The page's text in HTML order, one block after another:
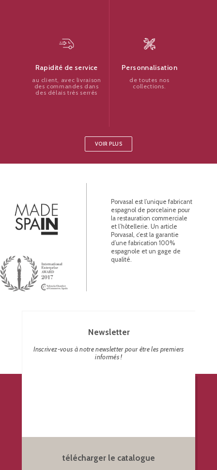
Rapidité de service
au client, avec livraison
des commandes dans
des délais très serrés
Personnalisation
de toutes nos
collections.
VOIR PLUS
Porvasal est l’unique fabricant
espagnol de porcelaine pour
la restauration commerciale
et l’hôtellerie. Un article
Porvasal, c’est la garantie
d’une fabrication 100%
espagnole et un gage de
qualité.
Newsletter
Inscrivez-vous à notre newsletter pour être les premiers
informés !
télécharger le catalogue